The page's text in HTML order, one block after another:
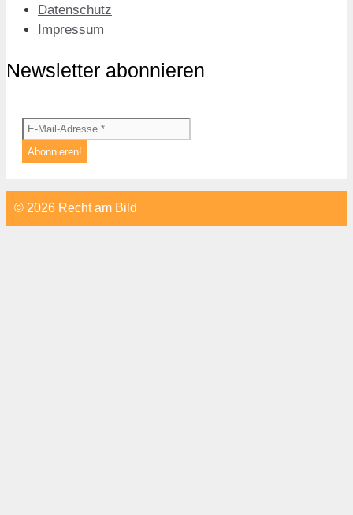
Datenschutz
Impressum
Newsletter abonnieren
© 2026 Recht am Bild